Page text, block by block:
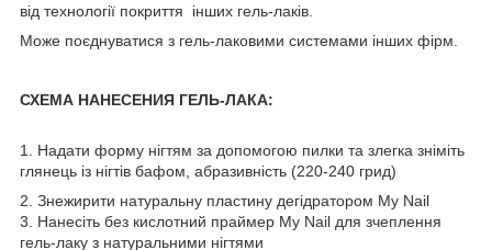
від технології покриття інших гель-лаків.
Може поєднуватися з гель-лаковими системами інших фірм.
СХЕМА НАНЕСЕНИЯ ГЕЛЬ-ЛАКА:
1. Надати форму нігтям за допомогою пилки та злегка зніміть
глянець із нігтів бафом, абразивність (220-240 грид)
2. Знежирити натуральну пластину дегідратором My Nail
3. Нанесіть без кислотний праймер My Nail для зчеплення
гель-лаку з натуральними нігтями